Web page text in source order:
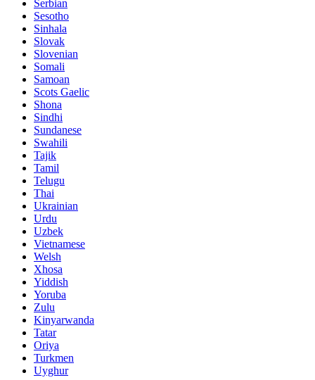
Serbian
Sesotho
Sinhala
Slovak
Slovenian
Somali
Samoan
Scots Gaelic
Shona
Sindhi
Sundanese
Swahili
Tajik
Tamil
Telugu
Thai
Ukrainian
Urdu
Uzbek
Vietnamese
Welsh
Xhosa
Yiddish
Yoruba
Zulu
Kinyarwanda
Tatar
Oriya
Turkmen
Uyghur